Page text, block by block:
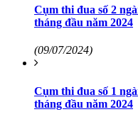
Cụm thi đua số 2
tháng đầu năm 2024
(09/07/2024)
Cụm thi đua số 1
tháng đầu năm 2024